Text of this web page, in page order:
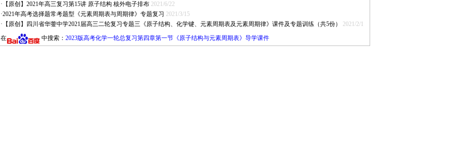
· 【原创】2021年高三复习第15讲 原子结构 核外电子排布 2021/6/22
·2021年高考选择题常考题型《元素周期表与周期律》专题复习 2021/3/15
· 【原创】四川省华蓥中学2021届高三二轮复习专题三《原子结构、化学键、元素周期表及元素周期律》课件及专题训练（共5份）
2021/2/1
在
中搜索： 2023版高考化学一轮总复习第四章第一节《原子结构与元素周期表》导学课件